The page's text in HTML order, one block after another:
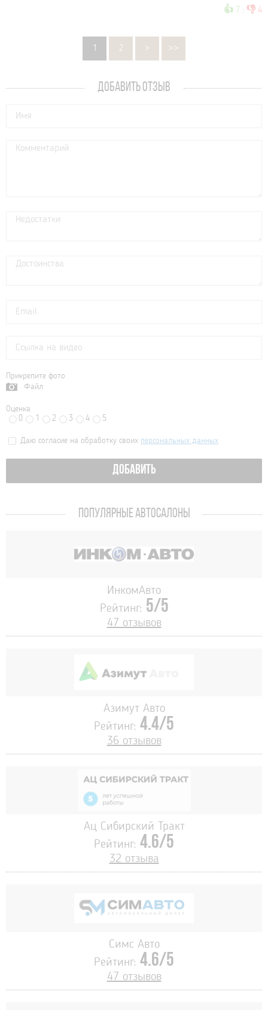
👍 7 : 👎 4
1 2 > >>
ДОБАВИТЬ ОТЗЫВ
Прикрепите фото
Файл
Оценка
0
1 2 3 4 5
Даю согласие на обработку своих персональных данных
ДОБАВИТЬ
ПОПУЛЯРНЫЕ АВТОСАЛОНЫ
ИнкомАвто
Рейтинг: 5/5
47 отзывов
Азимут Авто
Рейтинг: 4.4/5
36 отзывов
Ац Сибирский Тракт
Рейтинг: 4.6/5
32 отзыва
Симс Авто
Рейтинг: 4.6/5
47 отзывов